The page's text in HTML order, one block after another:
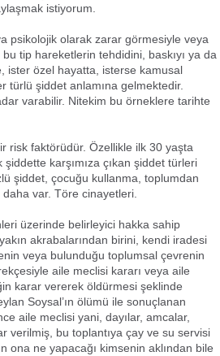
istiyorum.
psikolojik olarak zarar görmesiyle veya
tip hareketlerin tehdidini, baskıyı ya da
ister özel hayatta, isterse kamusal
türlü şiddet anlamına gelmektedir.
varabilir. Nitekim bu örneklere tarihte
risk faktörüdür. Özellikle ilk 30 yaşta
karşımıza çıkan şiddet türleri
şiddet, çocuğu kullanma, toplumdan
var. Töre cinayetleri.
üzerinde belirleyici hakka sahip
akrabalarından birini, kendi iradesi
veya bulunduğu toplumsal çevrenin
aile meclisi kararı veya aile
karar vererek öldürmesi şeklinde
Soysal’ın ölümü ile sonuçlanan
aile meclisi yani, dayılar, amcalar,
verilmiş, bu toplantıya çay ve su servisi
ona ne yapacağı kimsenin aklından bile